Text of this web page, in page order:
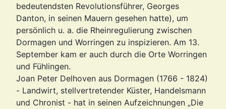
bedeutendsten Revolutionsführer, Georges
Danton, in seinen Mauern gesehen hatte), um
persönlich u. a. die Rheinregulierung zwischen
Dormagen und Worringen zu inspizieren. Am 13.
September kam er auch durch die Orte Worringen
und Fühlingen.
Joan Peter Delhoven aus Dormagen (1766 - 1824)
- Landwirt, stellvertretender Küster, Handelsmann
und Chronist - hat in seinen Aufzeichnungen „Die